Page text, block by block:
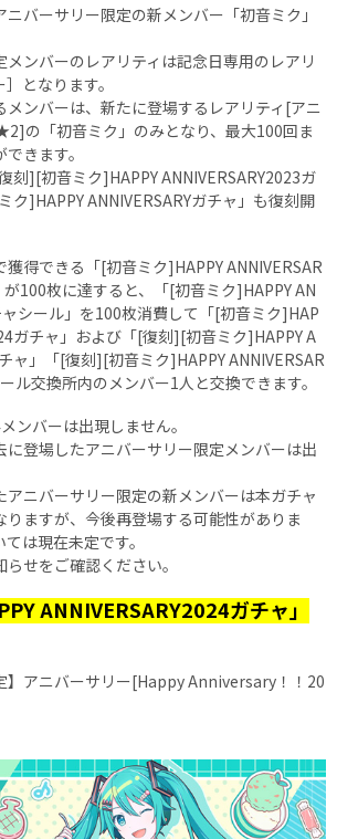
バーサリー限定の新メンバー「初音ミク」
ンバーのレアリティは記念日専用のレアリ
となります。
ンバーは、新たに登場するレアリティ[アニ
の「初音ミク」のみとなり、最大100回ま
きます。
刻][初音ミク]HAPPY ANNIVERSARY2023ガ
ク]HAPPY ANNIVERSARYガチャ」も復刻開
得できる「[初音ミク]HAPPY ANNIVERSAR
100枚に達すると、「[初音ミク]HAPPY AN
ャシール」を100枚消費して「[初音ミク]HAP
ガチャ」および「[復刻][初音ミク]HAPPY A
ャ」「[復刻][初音ミク]HAPPY ANNIVERSAR
ル交換所内のメンバー1人と交換できます。
バーは出現しません。
登場したアニバーサリー限定メンバーは出
ニバーサリー限定の新メンバーは本ガチャ
ますが、今後再登場する可能性がありま
は現在未定です。
せをご確認ください。
ANNIVERSARY2024ガチャ」
】アニバーサリー[Happy Anniversary！！20